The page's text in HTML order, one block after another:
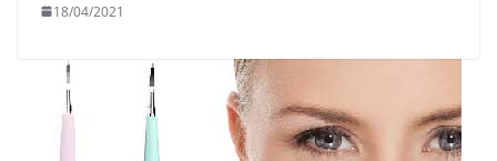
18/04/2021